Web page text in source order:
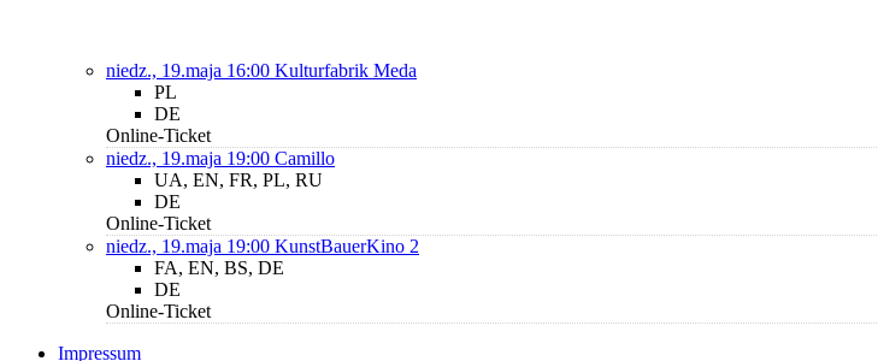
niedz., 19.maja 16:00 Kulturfabrik Meda
PL
DE
Online-Ticket
niedz., 19.maja 19:00 Camillo
UA, EN, FR, PL, RU
DE
Online-Ticket
niedz., 19.maja 19:00 KunstBauerKino 2
FA, EN, BS, DE
DE
Online-Ticket
Impressum